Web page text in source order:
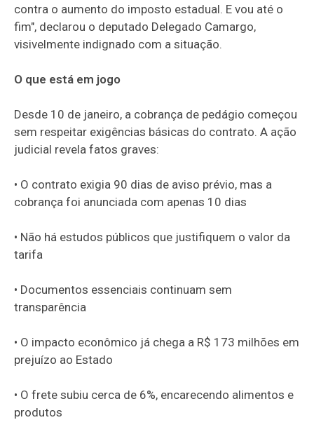
contra o aumento do imposto estadual. E vou até o
fim", declarou o deputado Delegado Camargo,
visivelmente indignado com a situação.
O que está em jogo
Desde 10 de janeiro, a cobrança de pedágio começou
sem respeitar exigências básicas do contrato. A ação
judicial revela fatos graves:
• O contrato exigia 90 dias de aviso prévio, mas a
cobrança foi anunciada com apenas 10 dias
• Não há estudos públicos que justifiquem o valor da
tarifa
• Documentos essenciais continuam sem
transparência
• O impacto econômico já chega a R$ 173 milhões em
prejuízo ao Estado
• O frete subiu cerca de 6%, encarecendo alimentos e
produtos